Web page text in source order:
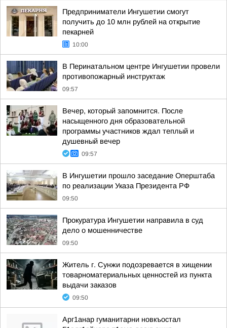
Предприниматели Ингушетии смогут
получить до 10 млн рублей на открытие
пекарней
10:00
В Перинатальном центре Ингушетии провели
противопожарный инструктаж
09:57
Вечер, который запомнится. После
насыщенного дня образовательной
программы участников ждал теплый и
душевный вечер
09:57
В Ингушетии прошло заседание Оперштаба
по реализации Указа Президента РФ
09:50
Прокуратура Ингушетии направила в суд
дело о мошенничестве
09:50
Житель г. Сунжи подозревается в хищении
товарноматериальных ценностей из пункта
выдачи заказов
09:50
Арг1анар гуманитарни новкъостал